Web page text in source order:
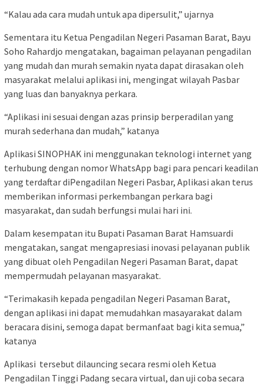
“Kalau ada cara mudah untuk apa dipersulit,” ujarnya
Sementara itu Ketua Pengadilan Negeri Pasaman Barat, Bayu
Soho Rahardjo mengatakan, bagaiman pelayanan pengadilan
yang mudah dan murah semakin nyata dapat dirasakan oleh
masyarakat melalui aplikasi ini, mengingat wilayah Pasbar
yang luas dan banyaknya perkara.
“Aplikasi ini sesuai dengan azas prinsip berperadilan yang
murah sederhana dan mudah,” katanya
Aplikasi SINOPHAK ini menggunakan teknologi internet yang
terhubung dengan nomor WhatsApp bagi para pencari keadilan
yang terdaftar diPengadilan Negeri Pasbar, Aplikasi akan terus
memberikan informasi perkembangan perkara bagi
masyarakat, dan sudah berfungsi mulai hari ini.
Dalam kesempatan itu Bupati Pasaman Barat Hamsuardi
mengatakan, sangat mengapresiasi inovasi pelayanan publik
yang dibuat oleh Pengadilan Negeri Pasaman Barat, dapat
mempermudah pelayanan masyarakat.
“Terimakasih kepada pengadilan Negeri Pasaman Barat,
dengan aplikasi ini dapat memudahkan masayarakat dalam
beracara disini, semoga dapat bermanfaat bagi kita semua,”
katanya
Aplikasi tersebut dilauncing secara resmi oleh Ketua
Pengadilan Tinggi Padang secara virtual, dan uji coba secara